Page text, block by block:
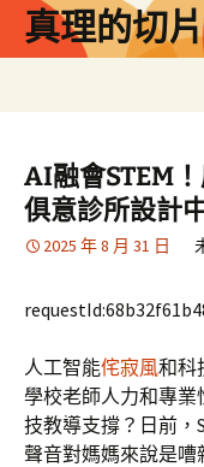
真理的切片
AI融會STEM
俱意診所設計
2025 年 8 月 31 日
人工智能侘寂風和科
學校老師人力和專
技教導支撐？日前，
聲音對媽媽來說是